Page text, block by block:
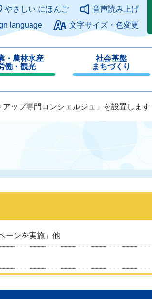
このページの本文へ
やさしい にほんご
音声読み上げ
language
文字サイズ・色変更
・農林水産
働・観光
社会基盤
まちづくり
じ
ップ専門コンシェルジュ」を設置します
ーンを実施」他